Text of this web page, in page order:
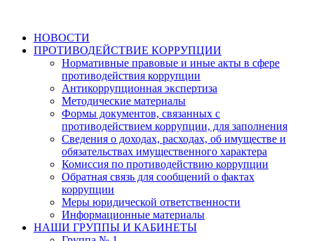
НОВОСТИ
ПРОТИВОДЕЙСТВИЕ КОРРУПЦИИ
Нормативные правовые и иные акты в сфере
противодействия коррупции
Антикоррупционная экспертиза
Методические материалы
Формы документов, связанных с
противодействием коррупции, для заполнения
Сведения о доходах, расходах, об имуществе и
обязательствах имущественного характера
Комиссия по противодействию коррупции
Обратная связь для сообщений о фактах
коррупции
Меры юридической ответственности
Информационные материалы
НАШИ ГРУППЫ И КАБИНЕТЫ